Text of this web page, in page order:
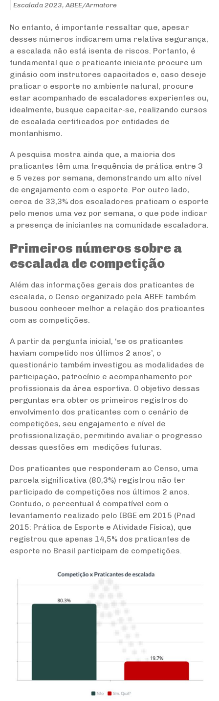
Escalada 2023, ABEE/Armatore
No entanto, é importante ressaltar que, apesar
desses números indicarem uma relativa segurança,
a escalada não está isenta de riscos. Portanto, é
fundamental que o praticante iniciante procure um
ginásio com instrutores capacitados e, caso deseje
praticar o esporte no ambiente natural, procure
estar acompanhado de escaladores experientes ou,
idealmente, busque capacitar-se, realizando cursos
de escalada certificados por entidades de
montanhismo.
A pesquisa mostra ainda que, a maioria dos
praticantes têm uma frequência de prática entre 3
e 5 vezes por semana, demonstrando um alto nível
de engajamento com o esporte. Por outro lado,
cerca de 33,3% dos escaladores praticam o esporte
pelo menos uma vez por semana, o que pode indicar
a presença de iniciantes na comunidade escaladora.
Primeiros números sobre a
escalada de competição
Além das informações gerais dos praticantes de
escalada, o Censo organizado pela ABEE também
buscou conhecer melhor a relação dos praticantes
com as competições.
A partir da pergunta inicial, ‘se os praticantes
haviam competido nos últimos 2 anos’, o
questionário também investigou as modalidades de
participação, patrocínio e acompanhamento por
profissionais da área esportiva. O objetivo dessas
perguntas era obter os primeiros registros do
envolvimento dos praticantes com o cenário de
competições, seu engajamento e nível de
profissionalização, permitindo avaliar o progresso
dessas questões em medições futuras.
Dos praticantes que responderam ao Censo, uma
parcela significativa (80,3%) registrou não ter
participado de competições nos últimos 2 anos.
Contudo, o percentual é compatível com o
levantamento realizado pelo IBGE em 2015 (Pnad
2015: Prática de Esporte e Atividade Física), que
registrou que apenas 14,5% dos praticantes de
esporte no Brasil participam de competições.